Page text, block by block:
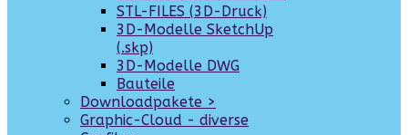
STL-FILES (3D-Druck)
3D-Modelle SketchUp
(.skp)
3D-Modelle DWG
Bauteile
Downloadpakete >
Graphic-Cloud - diverse